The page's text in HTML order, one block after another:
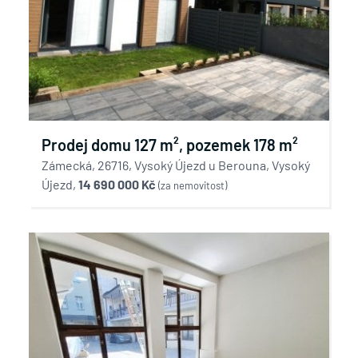
Prodej domu 127 m², pozemek 178 m²
Zámecká, 26716, Vysoký Újezd u Berouna, Vysoký
Újezd, 14 690 000 Kč (za nemovitost)